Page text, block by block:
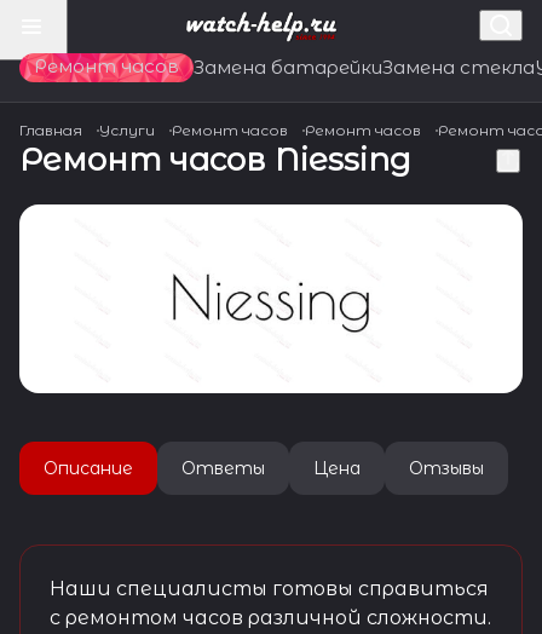
Ремонт часов Замена батарейкиЗамена стекла
Главная Услуги Ремонт часов Ремонт часов Ремонт
Ремонт часов Niessing
Описание Ответы Цена Отзывы
Наши специалисты готовы справиться
с ремонтом часов различной сложности.